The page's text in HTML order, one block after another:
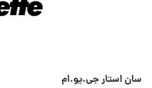
سان استار جی.یو.ام